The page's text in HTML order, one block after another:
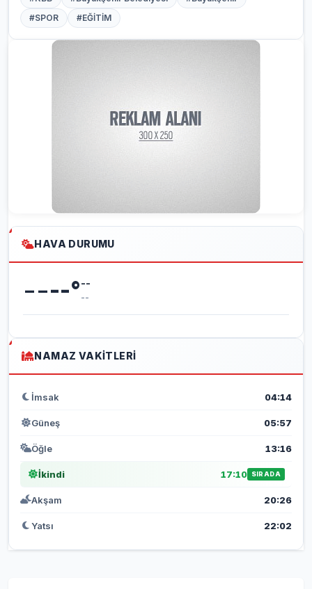
#SPOR
#EĞİTİM
HAVA DURUMU
----°--
--
NAMAZ VAKITLERI
İmsak 04:14
Güneş 05:57
Öğle 13:16
İkindi 17:10 SIRADA
Akşam 20:26
Yatsı 22:02